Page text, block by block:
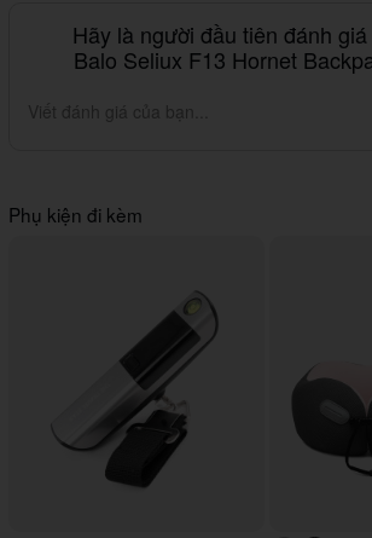
Hãy là người đầu tiên đánh
Balo Seliux F13 Hornet
Viết đánh giá của bạn...
Phụ kiện đi kèm